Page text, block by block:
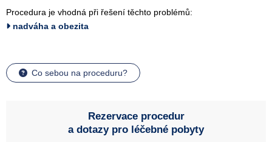
Procedura je vhodná při řešení těchto problémů:
nadváha a obezita
Co sebou na proceduru?
Rezervace procedur
a dotazy pro léčebné pobyty